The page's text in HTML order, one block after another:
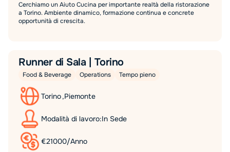
Cerchiamo un Aiuto Cucina per importante realtà della ristorazione
a Torino. Ambiente dinamico, formazione continua e concrete
opportunità di crescita.
Runner di Sala | Torino
Food & Beverage Operations Tempo pieno
Torino,Piemonte
Modalità di lavoro:In Sede
€21000/Anno